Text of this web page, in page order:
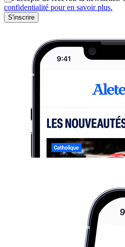
confidentialité pour en savoir plus.
S'inscrire